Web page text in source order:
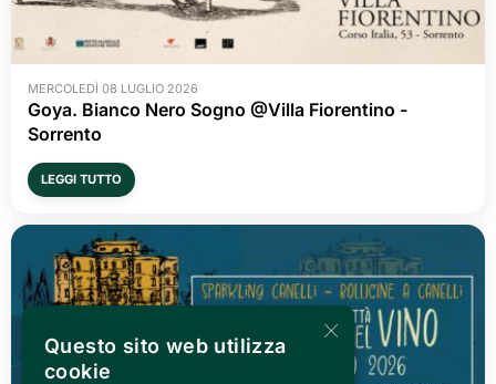
MERCOLEDÌ 08 LUGLIO 2026
Goya. Bianco Nero Sogno @Villa Fiorentino -
Sorrento
LEGGI TUTTO
×
Questo sito web utilizza
cookie